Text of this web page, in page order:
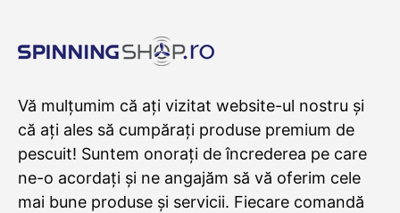
Vă mulțumim că ați vizitat website-ul nostru și
că ați ales să cumpărați produse premium de
pescuit! Suntem onorați de încrederea pe care
ne-o acordați și ne angajăm să vă oferim cele
mai bune produse și servicii. Fiecare comandă